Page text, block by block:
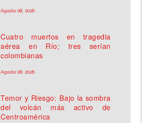
Agosto 08, 2026
Cuatro muertos en tragedia
aérea en Río; tres serían
colombianas
Agosto 08, 2026
Temor y Riesgo: Bajo la sombra
del volcán más activo de
Centroamérica